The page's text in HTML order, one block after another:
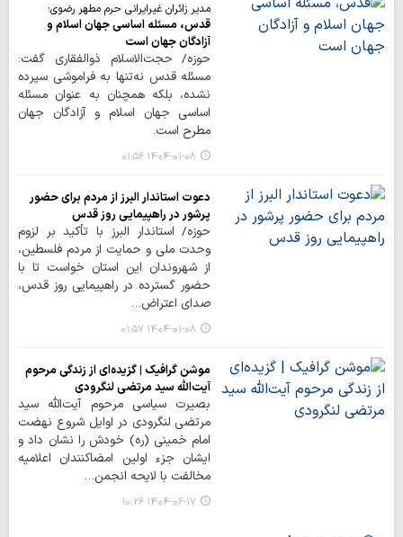
مدیر زائران غیرایرانی حرم مطهر رضوی؛
قدس، مسئله اساسی جهان اسلام و
آزادگان جهان است
حوزه/ حجت‌الاسلام ذوالفقاری گفت:
مسئله قدس نه‌تنها به فراموشی سپرده
نشده، بلکه همچنان به عنوان مسئله
اساسی جهان اسلام و آزادگان جهان
مطرح است.
۱۴۰۴-۰۱-۰۸ ۰۱:۵۶
دعوت استاندار البرز از مردم برای حضور
پرشور در راهپیمایی روز قدس
حوزه/ استاندار البرز با تأکید بر لزوم
وحدت ملی و حمایت از مردم فلسطین،
از شهروندان این استان خواست تا با
حضور گسترده در راهپیمایی روز قدس،
صدای اعتراض…
۱۴۰۴-۰۱-۰۸ ۰۱:۵۷
موشن گرافیک | گزیده‌ای از زندگی مرحوم
آیت‌الله سید مرتضی لنگرودی
بصیرت سیاسی مرحوم آیت‌الله سید
مرتضی لنگرودی در اوایل شروع نهضت
امام خمینی (ره) خودش را نشان داد و
ایشان جزء اولین امضاکنندان اعلامیه
مخالفت با لایحه انجمن…
۱۴۰۴-۰۶-۱۷ ۱۰:۲۶